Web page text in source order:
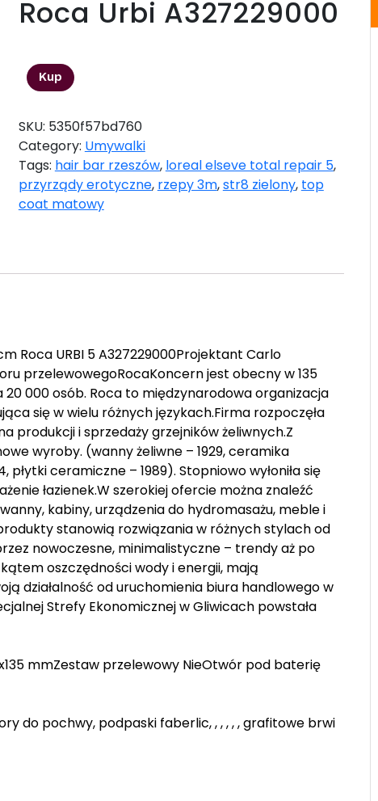
Roca Urbi A327229000
Kup
SKU: 5350f57bd760
Category: Umywalki
Tags: hair bar rzeszów, loreal elseve total repair 5,
przyrządy erotyczne, rzepy 3m,str8 zielony, top
coat matowy
Roca URBI 5 A327229000Projektant Carlo
przelewowegoRocaKoncern jest obecny w 135
000 osób. Roca to międzynarodowa organizacja
się w wielu różnych językach.Firma rozpoczęła
produkcji i sprzedaży grzejników żeliwnych.Z
wyroby. (wanny żeliwne – 1929, ceramika
ceramiczne – 1989). Stopniowo wyłoniła się
łazienek.W szerokiej ofercie można znaleźć
kabiny, urządzenia do hydromasażu, meble i
stanowią rozwiązania w różnych stylach od
nowoczesne, minimalistyczne – trendy aż po
oszczędności wody i energii, mają
działalność od uruchomienia biura handlowego w
Strefy Ekonomicznej w Gliwicach powstała
mmZestaw przelewowy NieOtwór pod baterię
do pochwy, podpaski faberlic, , , , , , grafitowe brwi